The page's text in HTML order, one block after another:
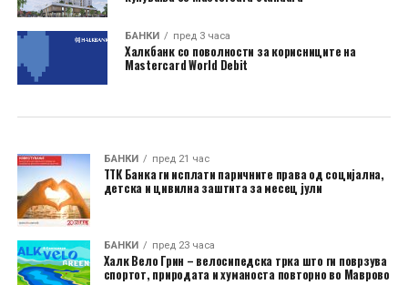
БАНКИ пред 3 часа
Халкбанк со поволности за корисниците на
Mastercard World Debit
БАНКИ пред 21 час
ТТК Банка ги исплати паричните права од социјална,
детска и цивилна заштита за месец јули
БАНКИ пред 23 часа
Халк Вело Грин – велосипедска трка што ги поврзува
спортот, природата и хуманоста повторно во Маврово